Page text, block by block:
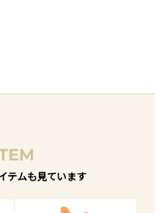
テムも見ています